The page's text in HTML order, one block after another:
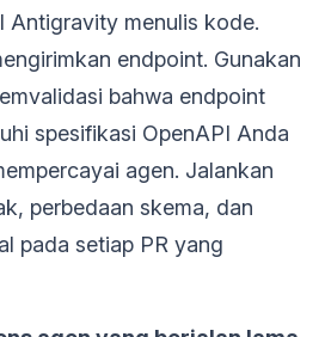
Antigravity menulis kode.
endpoint. Gunakan
bahwa endpoint
spesifikasi OpenAPI Anda
agen. Jalankan
perbedaan skema, dan
pada setiap PR yang